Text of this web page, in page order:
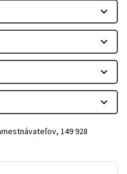
expand_more
expand_more
expand_more
expand_more
149 928